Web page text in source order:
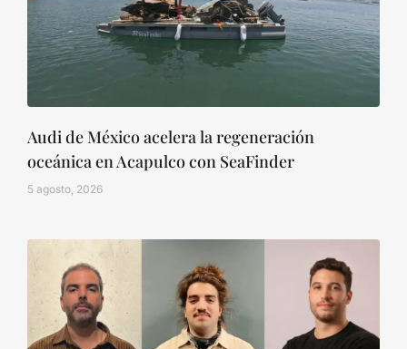
Audi de México acelera la regeneración
oceánica en Acapulco con SeaFinder
5 agosto, 2026